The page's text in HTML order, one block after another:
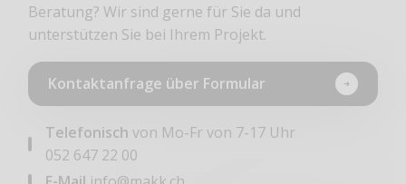
Beratung? Wir sind gerne für Sie da und
unterstützen Sie bei Ihrem Projekt.
Kontaktanfrage über Formular
Telefonisch von Mo-Fr von 7-17 Uhr
052 647 22 00